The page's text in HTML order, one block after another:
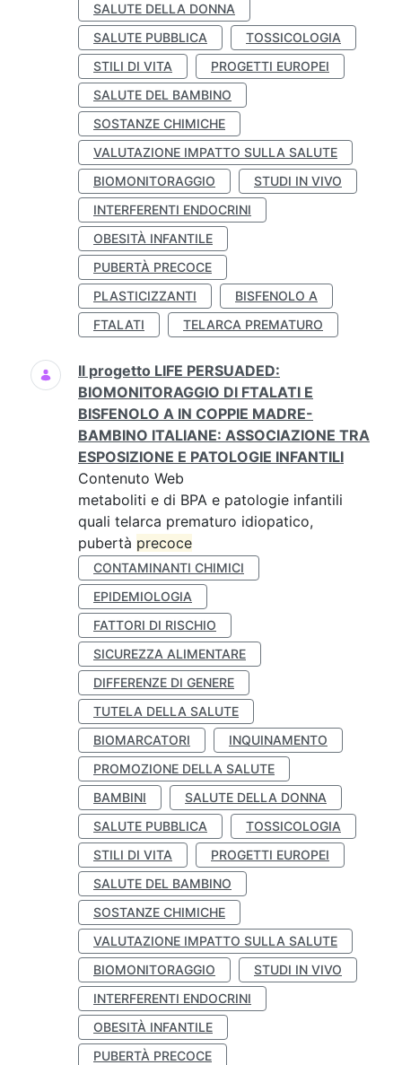
SALUTE DELLA DONNA
SALUTE PUBBLICA
TOSSICOLOGIA
STILI DI VITA
PROGETTI EUROPEI
SALUTE DEL BAMBINO
SOSTANZE CHIMICHE
VALUTAZIONE IMPATTO SULLA SALUTE
BIOMONITORAGGIO
STUDI IN VIVO
INTERFERENTI ENDOCRINI
OBESITÀ INFANTILE
PUBERTÀ PRECOCE
PLASTICIZZANTI
BISFENOLO A
FTALATI
TELARCA PREMATURO
Il progetto LIFE PERSUADED:
BIOMONITORAGGIO DI FTALATI E
BISFENOLO A IN COPPIE MADRE-
BAMBINO ITALIANE: ASSOCIAZIONE TRA
ESPOSIZIONE E PATOLOGIE INFANTILI
Contenuto Web
metaboliti e di BPA e patologie infantili
quali telarca prematuro idiopatico,
pubertà precoce
CONTAMINANTI CHIMICI
EPIDEMIOLOGIA
FATTORI DI RISCHIO
SICUREZZA ALIMENTARE
DIFFERENZE DI GENERE
TUTELA DELLA SALUTE
BIOMARCATORI
INQUINAMENTO
PROMOZIONE DELLA SALUTE
BAMBINI
SALUTE DELLA DONNA
SALUTE PUBBLICA
TOSSICOLOGIA
STILI DI VITA
PROGETTI EUROPEI
SALUTE DEL BAMBINO
SOSTANZE CHIMICHE
VALUTAZIONE IMPATTO SULLA SALUTE
BIOMONITORAGGIO
STUDI IN VIVO
INTERFERENTI ENDOCRINI
OBESITÀ INFANTILE
PUBERTÀ PRECOCE